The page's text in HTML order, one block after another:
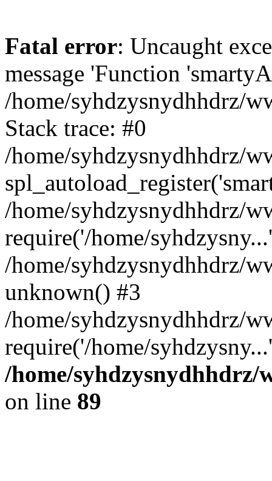
Fatal error: Uncaught
message 'Function
/home/syhdzysnydhhdrz/
Stack trace: #0
/home/syhdzysnydhhdrz/
/home/syhdzysnydhhdrz/
require('/home/
/home/syhdzysnydhhdrz/
unknown() #3
/home/syhdzysnydhhdrz/
require('/home/
/home/syhdzysnydhhdrz/
on line 89